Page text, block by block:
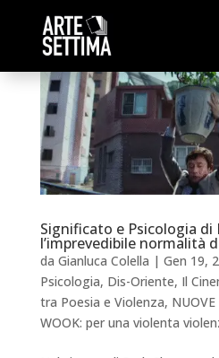
Significato e Psicologia di
l’imprevedibile normalità
da Gianluca Colella | Gen 19,
Psicologia, Dis-Oriente, Il
tra Poesia e Violenza, NUOVE
WOOK: per una violenta